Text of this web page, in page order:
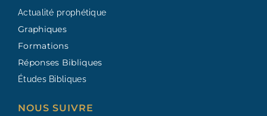
Actualité prophétique
Graphiques
Formations
Réponses Bibliques
Études Bibliques
NOUS SUIVRE